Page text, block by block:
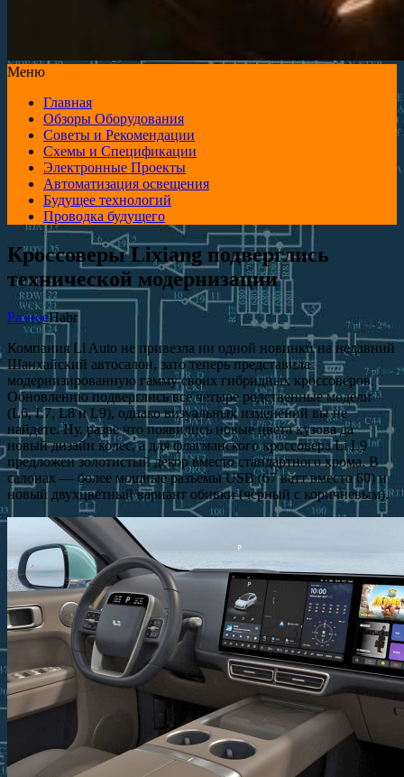
Меню
Главная
Обзоры Оборудования
Советы и Рекомендации
Схемы и Спецификации
Электронные Проекты
Автоматизация освещения
Будущее технологий
Проводка будущего
Кроссоверы Lixiang подверглись
технической модернизации
РазноеHabr
Компания Li Auto не привезла ни одной новинки на недавний
Шанхайский автосалон, зато теперь представила
модернизированную гамму своих гибридных кроссоверов.
Обновлению подверглись все четыре родственные модели
(L6, L7, L8 и L9), однако визуальных изменений вы не
найдете. Ну, разве что появились новые цвета кузова да
новый дизайн колес, а для флагманского кроссовера Li L9
предложен золотистый декор вместо стандартного хрома. В
салонах — более мощные разъемы USB (67 ватт вместо 60) и
новый двухцветный вариант обивки (черный с коричневым).